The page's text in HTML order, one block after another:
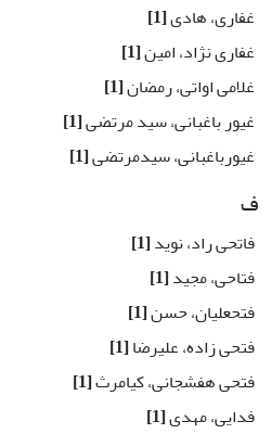
غفاری، هادی[1]
غفاری نژاد، امین[1]
غلامی اواتی، رمضان[1]
غیور باغبانی، سید مرتضی[1]
غیورباغبانی، سیدمرتضی[1]
ف
فاتحی راد، نوید[1]
فتاحی، مجید[1]
فتحعلیان، حسن[1]
فتحی زاده، علیرضا[1]
فتحی هفشجانی، کیامرث[1]
فدایی، مهدی[1]